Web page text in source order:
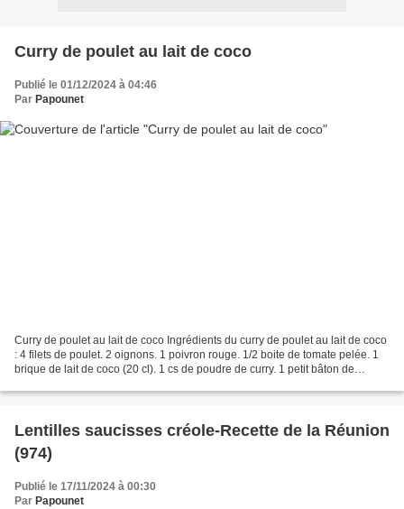
Curry de poulet au lait de coco
Publié le 01/12/2024 à 04:46
Par Papounet
Curry de poulet au lait de coco Ingrédients du curry de poulet au lait de coco
: 4 filets de poulet. 2 oignons. 1 poivron rouge. 1/2 boite de tomate pelée. 1
brique de lait de coco (20 cl). 1 cs de poudre de curry. 1 petit bâton de
Lentilles saucisses créole-Recette de la Réunion
(974)
Publié le 17/11/2024 à 00:30
Par Papounet